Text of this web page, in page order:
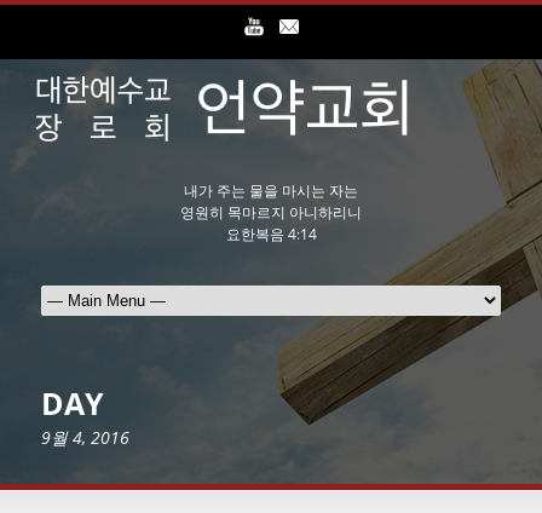
내가 주는 물을 마시는 자는
영원히 목마르지 아니하리니
요한복음 4:14
DAY
9월 4, 2016